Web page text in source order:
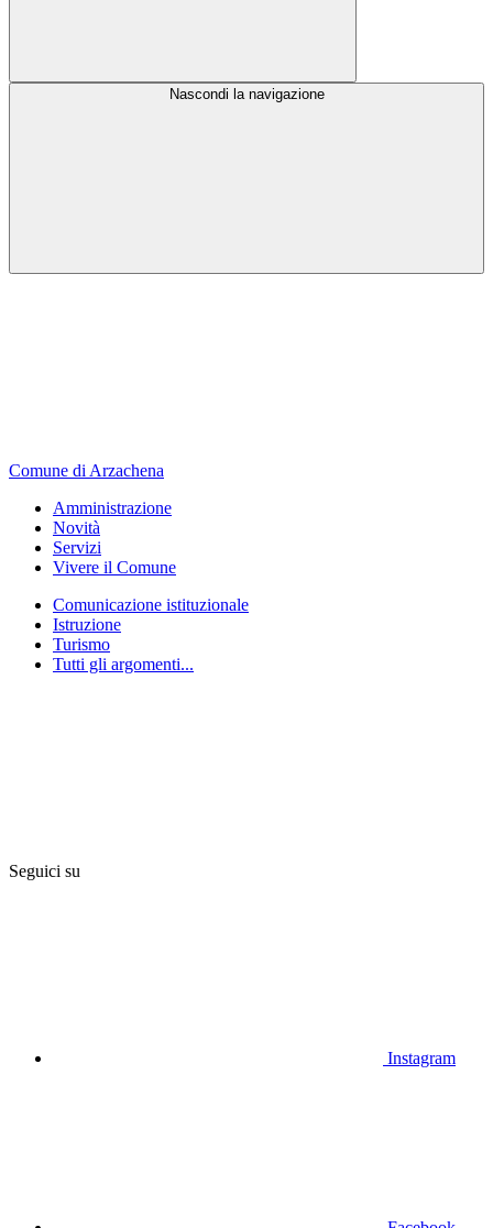
Nascondi la navigazione
Comune di Arzachena
Amministrazione
Novità
Servizi
Vivere il Comune
Comunicazione istituzionale
Istruzione
Turismo
Tutti gli argomenti...
Seguici su
Instagram